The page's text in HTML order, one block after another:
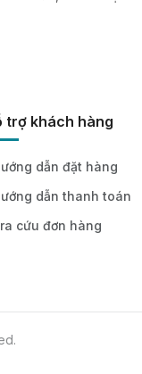
trợ khách hàng
dẫn đặt hàng
dẫn thanh toán
cứu đơn hàng